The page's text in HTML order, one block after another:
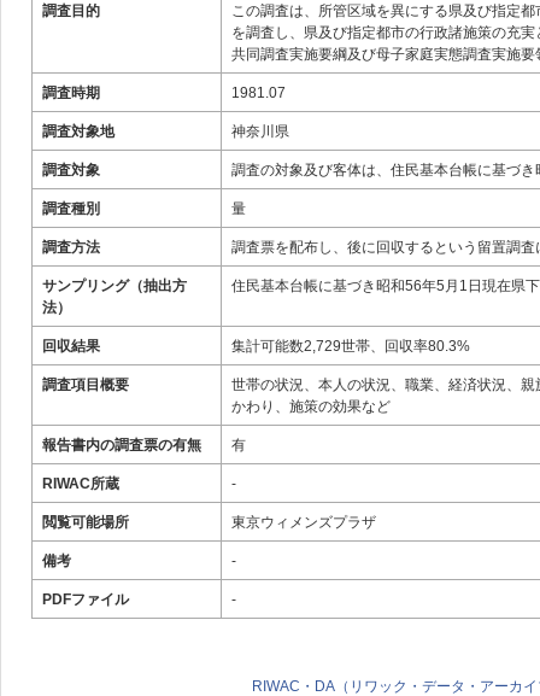
調査目的
この調査は、所管区域を異にする県及び指定
を調査し、県及び指定都市の行政諸施策の充
共同調査実施要綱及び母子家庭実態調査実施
調査時期 1981.07
調査対象地 神奈川県
調査対象 調査の対象及び客体は、住民基本台帳に基づ
調査種別 量
調査方法 調査票を配布し、後に回収するという留置調査
サンプリング（抽出方
法）
住民基本台帳に基づき昭和56年5月1日現在県
回収結果 集計可能数2,729世帯、回収率80.3%
調査項目概要
世帯の状況、本人の状況、職業、経済状況、
かわり、施策の効果など
報告書内の調査票の有無 有
RIWAC所蔵 -
閲覧可能場所 東京ウィメンズプラザ
備考 -
PDFファイル -
RIWAC・DA（リワック・データ・アーカ